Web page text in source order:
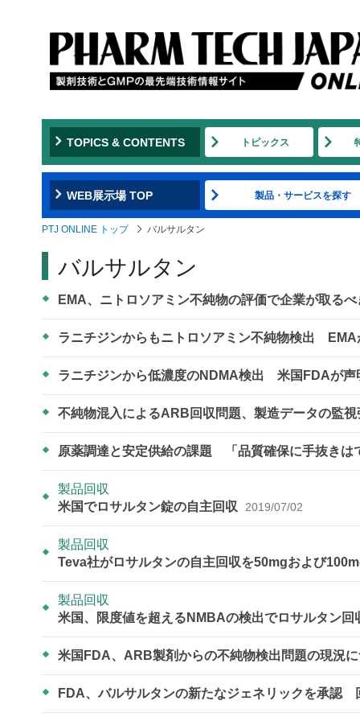
TOPICS & CONTENTS トピックス
WEB展示場 TOP 製品・サービスを探す
PTJ ONLINE トップ バルサルタン
バルサルタン
EMA、ニトロソアミン不純物の評価で企業が取
ラニチジンからもニトロソアミン不純物検出
ラニチジンから低濃度のNDMA検出 米国FDAが
不純物混入によるARB回収問題、製造データの監
原薬調達と安定供給の課題 「品質確保に手抜きは
製品回収
米国でロサルタン錠の自主回収
2019/07/02
製品回収
Teva社がロサルタンの自主回収を50mgおよび
製品回収
米国、限度値を超えるNMBAの検出でロサルタン回
米国FDA、ARB製剤からの不純物検出問題の現況
FDA、バルサルタンの新たなジェネリックを承認